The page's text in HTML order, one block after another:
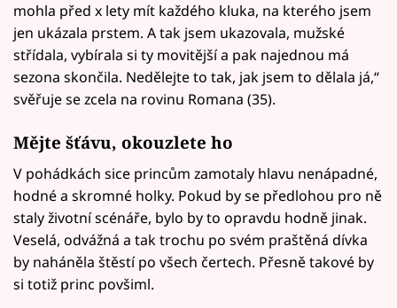
mohla před x lety mít každého kluka, na kterého jsem
jen ukázala prstem. A tak jsem ukazovala, mužské
střídala, vybírala si ty movitější a pak najednou má
sezona skončila. Nedělejte to tak, jak jsem to dělala já,“
svěřuje se zcela na rovinu Romana (35).
Mějte šťávu, okouzlete ho
V pohádkách sice princům zamotaly hlavu nenápadné,
hodné a skromné holky. Pokud by se předlohou pro ně
staly životní scénáře, bylo by to opravdu hodně jinak.
Veselá, odvážná a tak trochu po svém praštěná dívka
by naháněla štěstí po všech čertech. Přesně takové by
si totiž princ povšiml.